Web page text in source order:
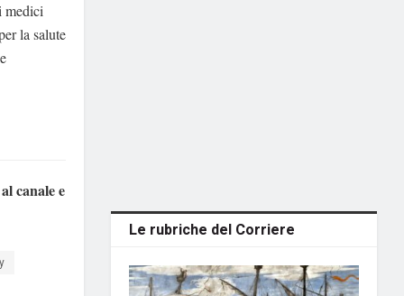
medici
la salute
canale e
Le rubriche del Corriere